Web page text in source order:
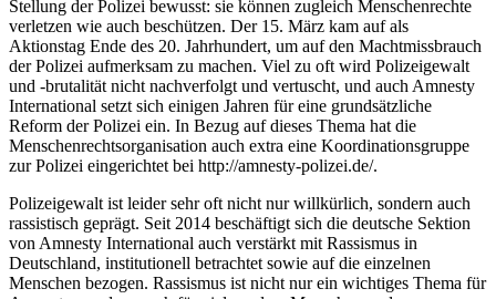
Stellung der Polizei bewusst: sie können zugleich Menschenrechte
verletzen wie auch beschützen. Der 15. März kam auf als
Aktionstag Ende des 20. Jahrhundert, um auf den Machtmissbrauch
der Polizei aufmerksam zu machen. Viel zu oft wird Polizeigewalt
und -brutalität nicht nachverfolgt und vertuscht, und auch Amnesty
International setzt sich einigen Jahren für eine grundsätzliche
Reform der Polizei ein. In Bezug auf dieses Thema hat die
Menschenrechtsorganisation auch extra eine Koordinationsgruppe
zur Polizei eingerichtet bei http://amnesty-polizei.de/.
Polizeigewalt ist leider sehr oft nicht nur willkürlich, sondern auch
rassistisch geprägt. Seit 2014 beschäftigt sich die deutsche Sektion
von Amnesty International auch verstärkt mit Rassismus in
Deutschland, institutionell betrachtet sowie auf die einzelnen
Menschen bezogen. Rassismus ist nicht nur ein wichtiges Thema für